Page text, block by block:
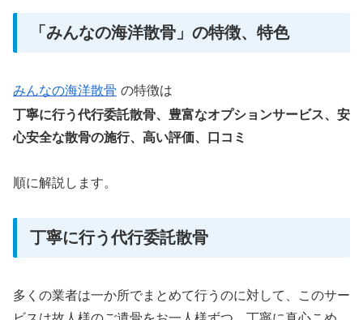
「みんなの海洋散骨」の特徴、特色
みんなの海洋散骨 の特徴は
丁寧に行う代行委託散骨、豊富なオプションサービス、安
心安全な散骨の施行、高い評価、口コミ
順に解説します。
丁寧に行う代行委託散骨
多くの業者は一か所でまとめて行うのに対して、このサー